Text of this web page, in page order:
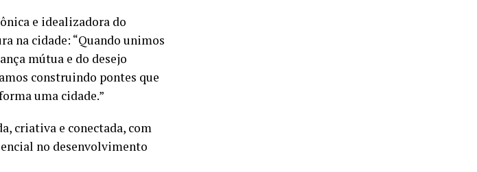
e idealizadora do
na cidade: “Quando unimos
mútua e do desejo
construindo pontes que
uma cidade.”
criativa e conectada, com
no desenvolvimento